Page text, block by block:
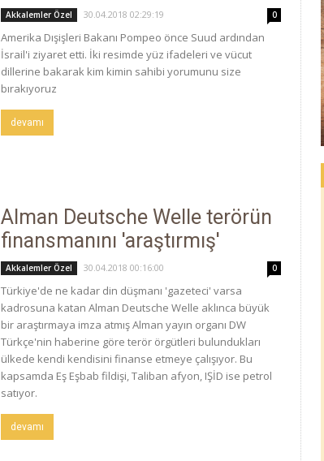
Akkalemler Özel 30.04.2018 02:29:19 0
Amerika Dışişleri Bakanı Pompeo önce Suud ardından
İsrail'i ziyaret etti. İki resimde yüz ifadeleri ve vücut
dillerine bakarak kim kimin sahibi yorumunu size
bırakıyoruz
devamı
Alman Deutsche Welle terörün
finansmanını 'araştırmış'
Akkalemler Özel 30.04.2018 00:16:00 0
Türkiye'de ne kadar din düşmanı 'gazeteci' varsa
kadrosuna katan Alman Deutsche Welle aklınca büyük
bir araştırmaya imza atmış Alman yayın organı DW
Türkçe'nin haberine göre terör örgütleri bulundukları
ülkede kendi kendisini finanse etmeye çalışıyor. Bu
kapsamda Eş Eşbab fildişi, Taliban afyon, IŞİD ise petrol
satıyor.
devamı